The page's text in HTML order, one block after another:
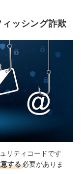
ッシング詐欺
リティコードです
する必要がありま